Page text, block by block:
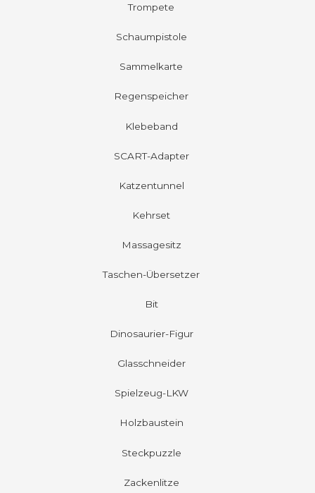
Trompete
Schaumpistole
Sammelkarte
Regenspeicher
Klebeband
SCART-Adapter
Katzentunnel
Kehrset
Massagesitz
Taschen-Übersetzer
Bit
Dinosaurier-Figur
Glasschneider
Spielzeug-LKW
Holzbaustein
Steckpuzzle
Zackenlitze